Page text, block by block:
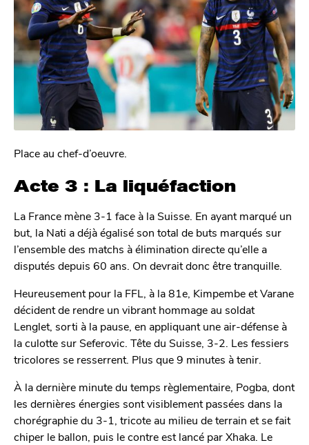
Place au chef-d’oeuvre.
Acte 3 : La liquéfaction
La France mène 3-1 face à la Suisse. En ayant marqué un
but, la Nati a déjà égalisé son total de buts marqués sur
l’ensemble des matchs à élimination directe qu’elle a
disputés depuis 60 ans. On devrait donc être tranquille.
Heureusement pour la FFL, à la 81e, Kimpembe et Varane
décident de rendre un vibrant hommage au soldat
Lenglet, sorti à la pause, en appliquant une air-défense à
la culotte sur Seferovic. Tête du Suisse, 3-2. Les fessiers
tricolores se resserrent. Plus que 9 minutes à tenir.
À la dernière minute du temps règlementaire, Pogba, dont
les dernières énergies sont visiblement passées dans la
chorégraphie du 3-1, tricote au milieu de terrain et se fait
chiper le ballon, puis le contre est lancé par Xhaka. Le